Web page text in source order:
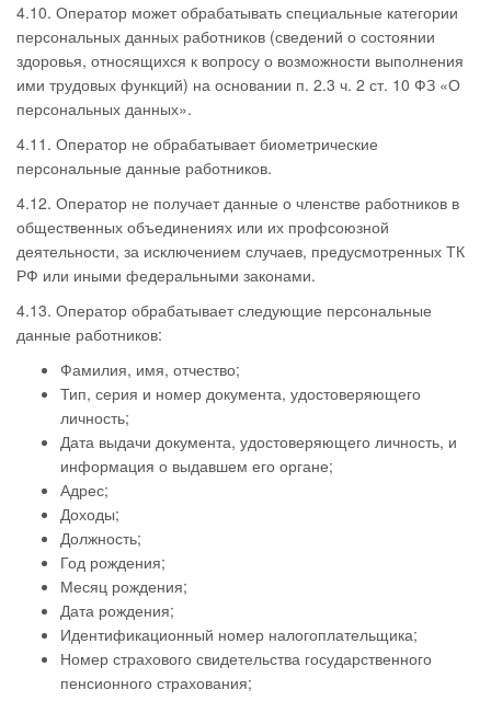
4.10. Оператор может обрабатывать специальные категории
персональных данных работников (сведений о состоянии
здоровья, относящихся к вопросу о возможности выполнения
ими трудовых функций) на основании п. 2.3 ч. 2 ст. 10 ФЗ «О
персональных данных».
4.11. Оператор не обрабатывает биометрические
персональные данные работников.
4.12. Оператор не получает данные о членстве работников в
общественных объединениях или их профсоюзной
деятельности, за исключением случаев, предусмотренных ТК
РФ или иными федеральными законами.
4.13. Оператор обрабатывает следующие персональные
данные работников:
Фамилия, имя, отчество;
Тип, серия и номер документа, удостоверяющего
личность;
Дата выдачи документа, удостоверяющего личность, и
информация о выдавшем его органе;
Адрес;
Доходы;
Должность;
Год рождения;
Месяц рождения;
Дата рождения;
Идентификационный номер налогоплательщика;
Номер страхового свидетельства государственного
пенсионного страхования;